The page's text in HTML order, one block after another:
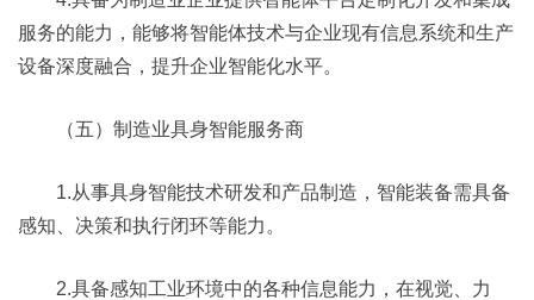
服务的能力，能够将智能体技术与企业现有信息系统和生产
设备深度融合，提升企业智能化水平。
（五）制造业具身智能服务商
1.从事具身智能技术研发和产品制造，智能装备需具备
感知、决策和执行闭环等能力。
2.具备感知工业环境中的各种信息能力，在视觉、力